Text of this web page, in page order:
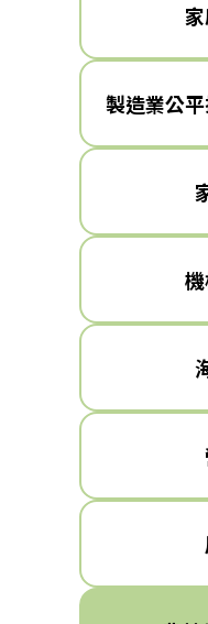
製造業公